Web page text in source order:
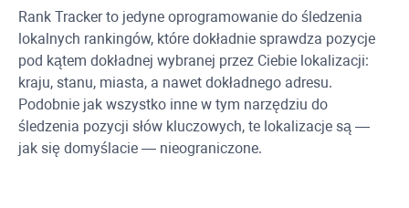
Rank Trackerto jedyne oprogramowanie do śledzenia
lokalnych rankingów, które dokładnie sprawdza pozycje
pod kątem dokładnej wybranej przez Ciebie lokalizacji:
kraju, stanu, miasta, a nawet dokładnego adresu.
Podobnie jak wszystko inne w tym narzędziu do
śledzenia pozycji słów kluczowych, te lokalizacje są —
jak się domyślacie — nieograniczone.